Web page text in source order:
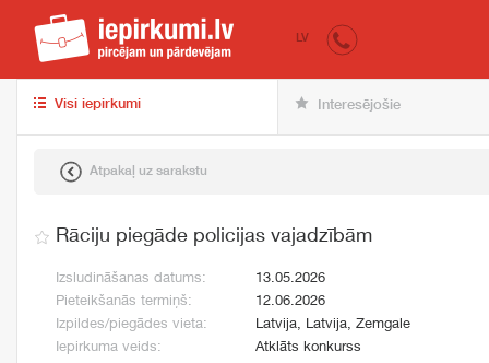
iepirkumi.lv
LV
Visi iepirkumi Interesējošie
Atpakaļ uz sarakstu
Rāciju piegāde policijas vajadzībām
Izsludināšanas datums:
13.05.2026
Pieteikšanās termiņš:
12.06.2026
Izpildes/piegādes vieta:
Latvija, Latvija, Zemgale
Iepirkuma veids:
Atklāts konkurss